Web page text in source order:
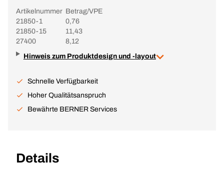
Artikelnummer Betrag/VPE
21850-1
0,76
21850-15
11,43
27400
8,12
Hinweis zum Produktdesign und -layout
Schnelle Verfügbarkeit
Hoher Qualitätsanspruch
Bewährte BERNER Services
Details